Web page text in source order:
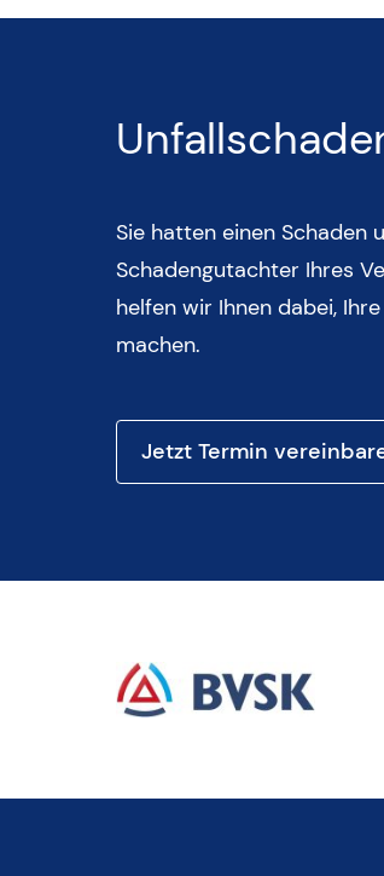
Sie hatten einen Schaden
Schadengutachter Ihres
helfen wir Ihnen dabei,
machen.
Jetzt Termin